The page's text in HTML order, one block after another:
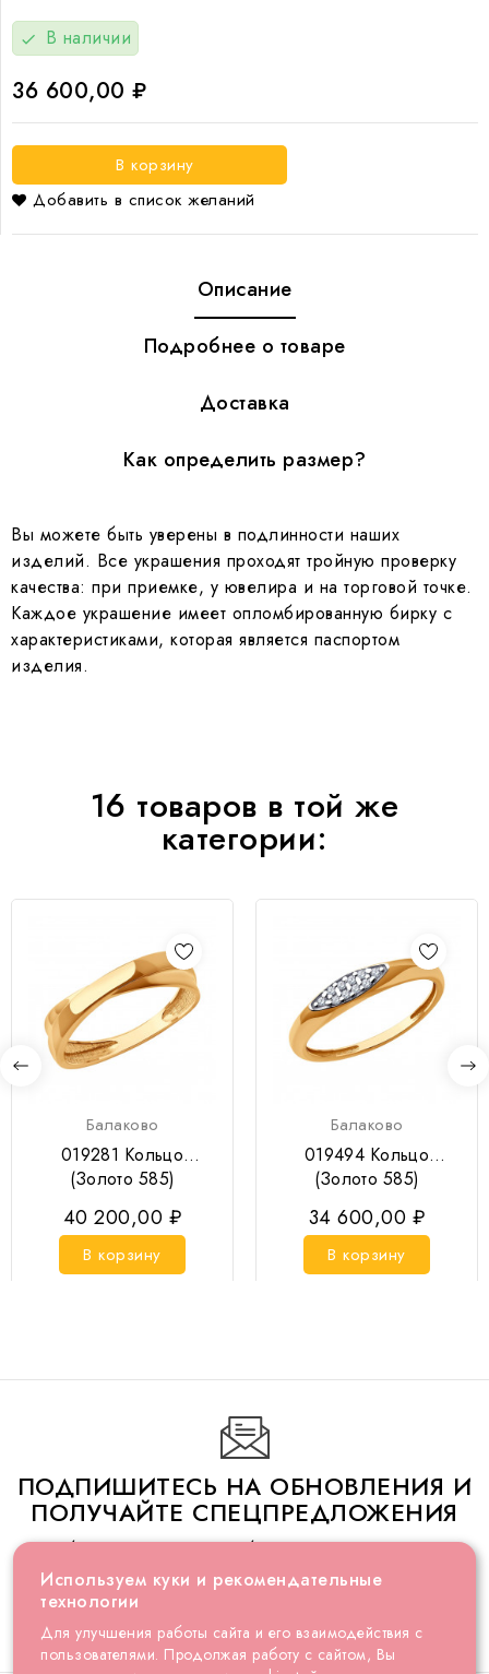
Используем куки и рекомендательные
технологии
Для улучшения работы сайта и его взаимодействия с
пользователями. Продолжая работу с сайтом, Вы
check В наличии
36 600,00 ₽
В корзину
Добавить в список желаний
Описание
Подробнее о товаре
Доставка
Как определить размер?
Вы можете быть уверены в подлинности наших
изделий. Все украшения проходят тройную проверку
качества: при приемке, у ювелира и на торговой точке.
Каждое украшение имеет опломбированную бирку с
характеристиками, которая является паспортом
изделия.
16 товаров в той же
категории:
Балаково
019281 Кольцо
(Золото 585)
40 200,00 ₽
В корзину
Балаково
019494 Кольцо
(Золото 585)
34 600,00 ₽
В корзину
ПОДПИШИТЕСЬ НА ОБНОВЛЕНИЯ И
ПОЛУЧАЙТЕ СПЕЦПРЕДЛОЖЕНИЯ
Не беспокойтесь, мы не будем присылать письма
слишком часто